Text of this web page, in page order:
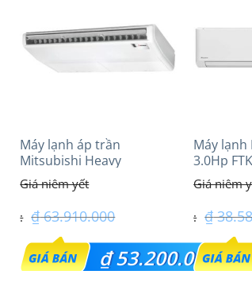
Máy lạnh áp trần
Mitsubishi Heavy
FDE125VG (5.0Hp) Cao
cấp – 1 Pha
₫63.910.000
Giá
gốc
₫53.200.000
Máy
3.0Hp
₫
Giá
gốc